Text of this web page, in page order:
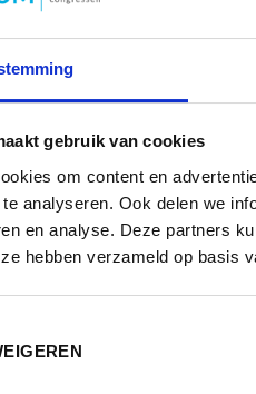
gebruik van cookies
om content en
analyseren. Ook delen we
en analyse. Deze partners
hebben verzameld op basis
velden zijn gemarkeerd met